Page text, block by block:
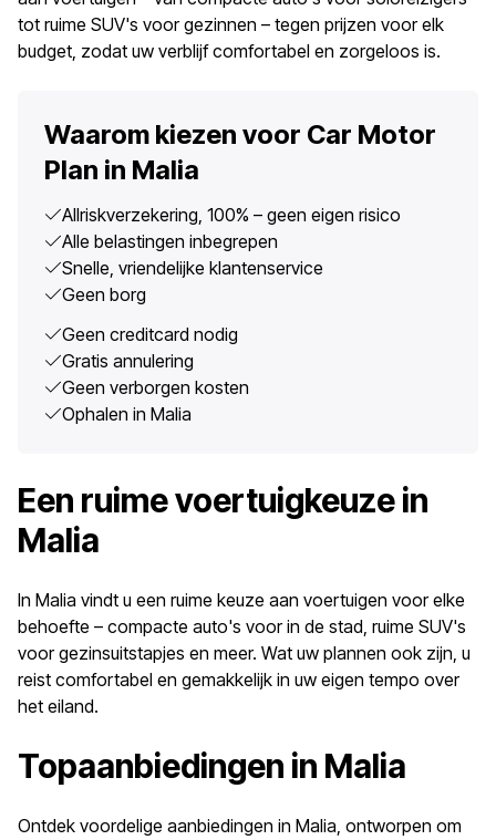
tot ruime SUV's voor gezinnen – tegen prijzen voor elk
budget, zodat uw verblijf comfortabel en zorgeloos is.
Waarom kiezen voor Car Motor
Plan in Malia
Allriskverzekering, 100% – geen eigen risico
Alle belastingen inbegrepen
Snelle, vriendelijke klantenservice
Geen borg
Geen creditcard nodig
Gratis annulering
Geen verborgen kosten
Ophalen in Malia
Een ruime voertuigkeuze in
Malia
In Malia vindt u een ruime keuze aan voertuigen voor elke
behoefte – compacte auto's voor in de stad, ruime SUV's
voor gezinsuitstapjes en meer. Wat uw plannen ook zijn, u
reist comfortabel en gemakkelijk in uw eigen tempo over
het eiland.
Topaanbiedingen in Malia
Ontdek voordelige aanbiedingen in Malia, ontworpen om